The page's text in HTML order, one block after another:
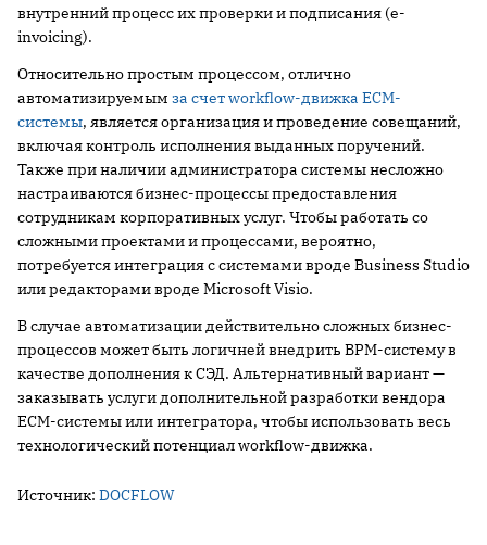
внутренний процесс их проверки и подписания (e-
invoicing).
Относительно простым процессом, отлично
автоматизируемым за счет workflow-движка ECM-
системы, является организация и проведение совещаний,
включая контроль исполнения выданных поручений.
Также при наличии администратора системы несложно
настраиваются бизнес-процессы предоставления
сотрудникам корпоративных услуг. Чтобы работать со
сложными проектами и процессами, вероятно,
потребуется интеграция с системами вроде Business Studio
или редакторами вроде Microsoft Visio.
В случае автоматизации действительно сложных бизнес-
процессов может быть логичней внедрить BPM-систему в
качестве дополнения к СЭД. Альтернативный вариант —
заказывать услуги дополнительной разработки вендора
ECM-системы или интегратора, чтобы использовать весь
технологический потенциал workflow-движка.
Источник: DOCFLOW